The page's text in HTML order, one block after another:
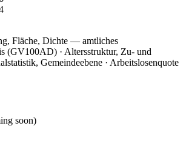
Fläche, Dichte — amtliches
(GV100AD) · Altersstruktur, Zu- und
Gemeindeebene · Arbeitslosenquote
soon)